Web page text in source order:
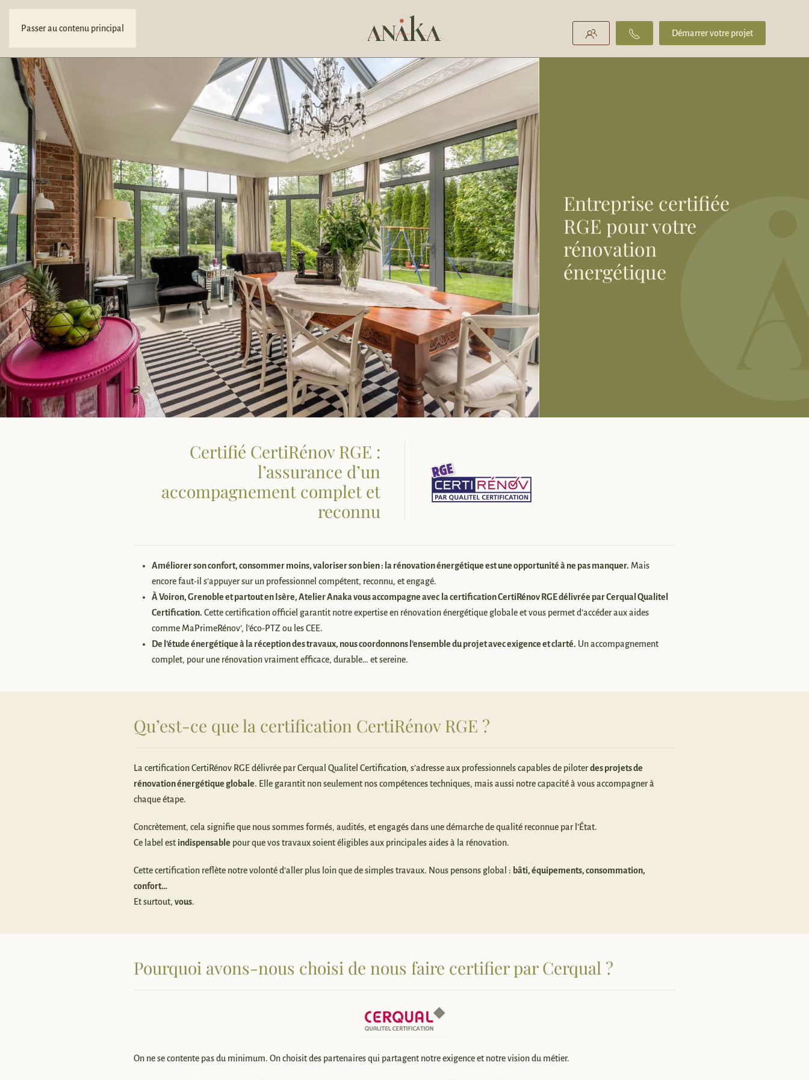
Passer au contenu principal Démarrer votre projet
Entreprise certifiée
RGE pour votre
rénovation
énergétique
Certifié CertiRénov RGE :
l’assurance d’un
accompagnement complet et
reconnu
Améliorer son confort, consommer moins, valoriser son bien : la rénovation énergétique est une opportunité à ne pas manquer. Mais
encore faut-il s’appuyer sur un professionnel compétent, reconnu, et engagé.
À Voiron, Grenoble et partout en Isère, Atelier Anaka vous accompagne avec la certification CertiRénov RGE délivrée par Cerqual Qualitel
Certification. Cette certification officiel garantit notre expertise en rénovation énergétique globale et vous permet d’accéder aux aides
comme MaPrimeRénov’, l’éco-PTZ ou les CEE.
De l’étude énergétique à la réception des travaux, nous coordonnons l’ensemble du projet avec exigence et clarté. Un accompagnement
complet, pour une rénovation vraiment efficace, durable… et sereine.
Qu’est-ce que la certification CertiRénov RGE ?
La certification CertiRénov RGE délivrée par Cerqual Qualitel Certification, s’adresse aux professionnels capables de piloterdes projets de
rénovation énergétique globale. Elle garantit non seulement nos compétences techniques, mais aussi notre capacité à vous accompagner à
chaque étape.
Concrètement, cela signifie que nous sommes formés, audités, et engagés dans une démarche de qualité reconnue par l’État.
Ce label est indispensable pour que vos travaux soient éligibles aux principales aides à la rénovation.
Cette certification reflète notre volonté d’aller plus loin que de simples travaux. Nous pensons global : bâti, équipements, consommation,
confort…
Et surtout, vous.
Pourquoi avons-nous choisi de nous faire certifier par Cerqual ?
On ne se contente pas du minimum. On choisit des partenaires qui partagent notre exigence et notre vision du métier.